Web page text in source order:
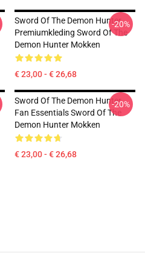
Sword Of The Demon Hunter
Premiumkleding Sword Of The
Demon Hunter Mokken
€ 23,00 - € 26,68
-20%
Sword Of The Demon Hunter
Fan Essentials Sword Of The
Demon Hunter Mokken
€ 23,00 - € 26,68
-20%